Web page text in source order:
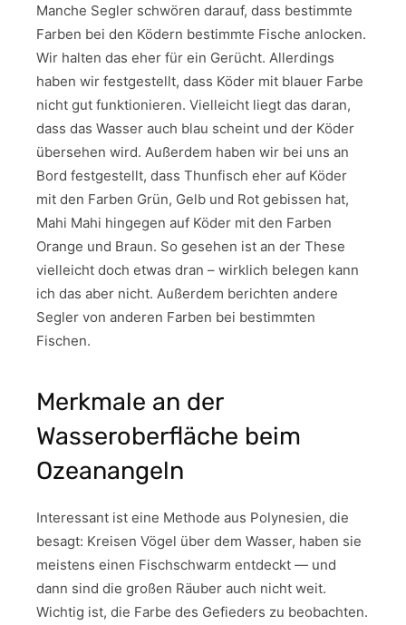
Manche Segler schwören darauf, dass bestimmte
Farben bei den Ködern bestimmte Fische anlocken.
Wir halten das eher für ein Gerücht. Allerdings
haben wir festgestellt, dass Köder mit blauer Farbe
nicht gut funktionieren. Vielleicht liegt das daran,
dass das Wasser auch blau scheint und der Köder
übersehen wird. Außerdem haben wir bei uns an
Bord festgestellt, dass Thunfisch eher auf Köder
mit den Farben Grün, Gelb und Rot gebissen hat,
Mahi Mahi hingegen auf Köder mit den Farben
Orange und Braun. So gesehen ist an der These
vielleicht doch etwas dran – wirklich belegen kann
ich das aber nicht. Außerdem berichten andere
Segler von anderen Farben bei bestimmten
Fischen.
Merkmale an der
Wasseroberfläche beim
Ozeanangeln
Interessant ist eine Methode aus Polynesien, die
besagt: Kreisen Vögel über dem Wasser, haben sie
meistens einen Fischschwarm entdeckt — und
dann sind die großen Räuber auch nicht weit.
Wichtig ist, die Farbe des Gefieders zu beobachten.